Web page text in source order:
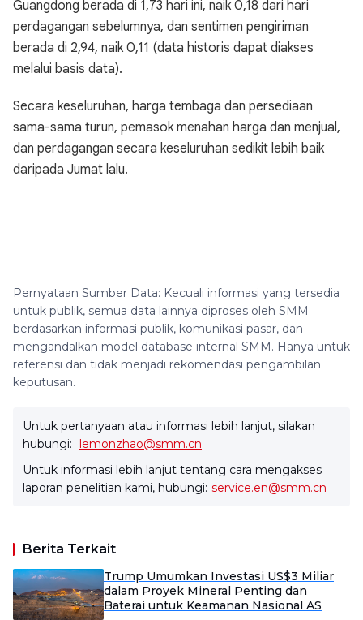
Guangdong berada di 1,73 hari ini, naik 0,18 dari hari
perdagangan sebelumnya, dan sentimen pengiriman
berada di 2,94, naik 0,11 (data historis dapat diakses
melalui basis data).
Secara keseluruhan, harga tembaga dan persediaan
sama-sama turun, pemasok menahan harga dan menjual,
dan perdagangan secara keseluruhan sedikit lebih baik
daripada Jumat lalu.
Pernyataan Sumber Data: Kecuali informasi yang tersedia
untuk publik, semua data lainnya diproses oleh SMM
berdasarkan informasi publik, komunikasi pasar, dan
mengandalkan model database internal SMM. Hanya untuk
referensi dan tidak menjadi rekomendasi pengambilan
keputusan.
Untuk pertanyaan atau informasi lebih lanjut, silakan
hubungi: lemonzhao@smm.cn
Untuk informasi lebih lanjut tentang cara mengakses
laporan penelitian kami, hubungi: service.en@smm.cn
Berita Terkait
Trump Umumkan Investasi US$3 Miliar
dalam Proyek Mineral Penting dan
Baterai untuk Keamanan Nasional AS